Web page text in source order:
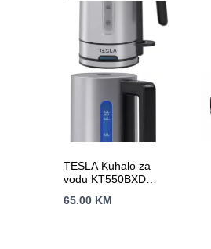
TESLA Kuhalo za
vodu KT550BXD
otvaranje;
65.00 KM